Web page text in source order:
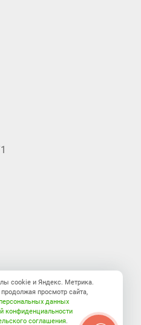
cookie и Яндекс. Метрика.
просмотр сайта,
данных
конфиденциальности
соглашения.